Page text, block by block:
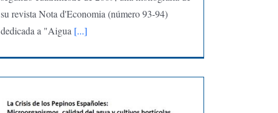
su revista Nota d'Economia (número 93-94)
dedicada a "Aigua [...]